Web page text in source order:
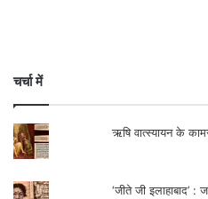
इस चुनाव ने एक बात पूरी
बिहार बदलाव चाहता है,
सम्भावनाएँ चाहता है, लेकिन
चाहता है, लेकिन राजनीतिक
चर्चा में
ऋषि वात्स्यायन के
‘जीते जी इलाहाबाद’